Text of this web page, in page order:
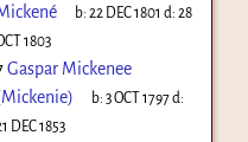
b:22 DEC 1801 d:28
1803
Gaspar Mickenee
b:3 OCT 1797d:
DEC 1853